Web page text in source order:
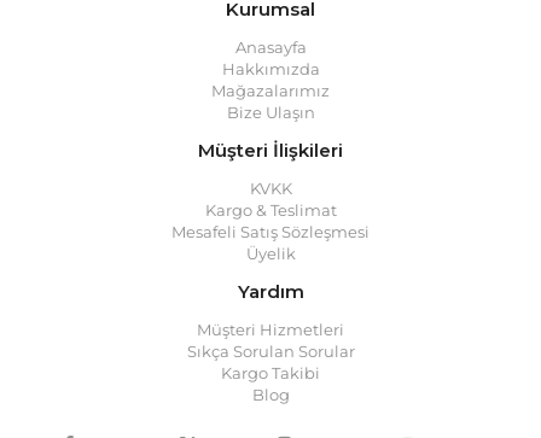
Kurumsal
Anasayfa
Hakkımızda
Mağazalarımız
Bize Ulaşın
Müşteri İlişkileri
KVKK
Kargo & Teslimat
Mesafeli Satış Sözleşmesi
Üyelik
Yardım
Müşteri Hizmetleri
Sıkça Sorulan Sorular
Kargo Takibi
Blog